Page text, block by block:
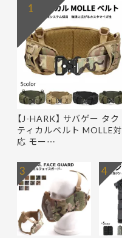
【J-HARK】 サバゲー タク
ティカルベルト MOLLE対
応 モー…
1
3 4